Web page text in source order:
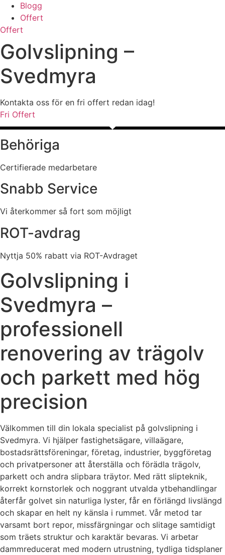
Blogg
Offert
Offert
Golvslipning –
Svedmyra
Kontakta oss för en fri offert redan idag!
Fri Offert
Behöriga
Certifierade medarbetare
Snabb Service
Vi återkommer så fort som möjligt
ROT-avdrag
Nyttja 50% rabatt via ROT-Avdraget
Golvslipning i
Svedmyra –
professionell
renovering av trägolv
och parkett med hög
precision
Välkommen till din lokala specialist på golvslipning i
Svedmyra. Vi hjälper fastighetsägare, villaägare,
bostadsrättsföreningar, företag, industrier, byggföretag
och privatpersoner att återställa och förädla trägolv,
parkett och andra slipbara träytor. Med rätt slipteknik,
korrekt kornstorlek och noggrant utvalda ytbehandlingar
återfår golvet sin naturliga lyster, får en förlängd livslängd
och skapar en helt ny känsla i rummet. Vår metod tar
varsamt bort repor, missfärgningar och slitage samtidigt
som träets struktur och karaktär bevaras. Vi arbetar
dammreducerat med modern utrustning, tydliga tidsplaner